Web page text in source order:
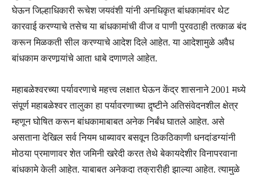
घेऊन जिल्हाधिकारी रूचेश जयवंशी यांनी अनधिकृत बांधकामांवर थेट
कारवाई करण्याचे तसेच या बांधकामांची वीज व पाणी पुरवठाही तत्काळ बंद
करून मिळकती सील करण्याचे आदेश दिले आहेत. या आदेशामुळे अवैध
बांधकाम करणार्‍यांचे आता धाबे दणाणले आहेत.
महाबळेश्वरच्या पर्यावरणाचे महत्त्व लक्षात घेऊन केंद्र शासनाने 2001 मध्ये
संपूर्ण महाबळेश्वर तालुका हा पर्यावरणाच्या द़ृष्टीने अतिसंवेदनशील क्षेत्र
म्हणून घोषित करून बांधकामाबाबत अनेक निर्बंध घातले आहेत. असे
असताना देखिल सर्व नियम धाब्यावर बसवून ठिकठिकाणी धनदांडग्यांनी
मोठया प्रमाणावर शेत जमिनी खरेदी करत तेथे बेकायदेशीर विनापरवाना
बांधकामे केली आहेत. याबाबत अनेकदा तक्रारीही झाल्या आहेत. त्यामुळे